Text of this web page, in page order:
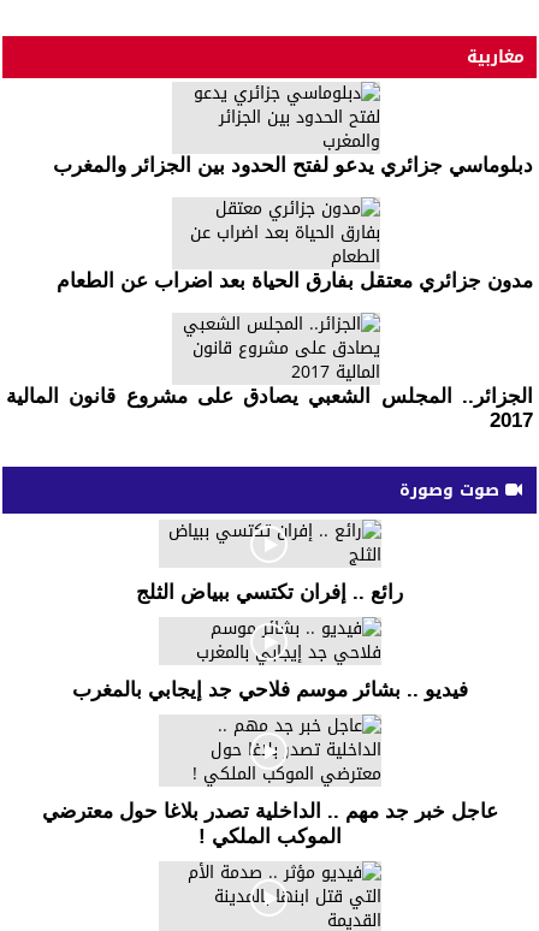
دبلوماسي جزائري يدعو لفتح الحدود بين الجزائر والمغرب
مدون جزائري معتقل بفارق الحياة بعد اضراب عن الطعام
الجزائر.. المجلس الشعبي يصادق على مشروع قانون المالية
2017
رائع .. إفران تكتسي ببياض الثلج
فيديو .. بشائر موسم فلاحي جد إيجابي بالمغرب
عاجل خبر جد مهم .. الداخلية تصدر بلاغا حول معترضي
الموكب الملكي !
فيديو مؤثر .. صدمة الأم التي قتل ابنها بالمدينة القديمة